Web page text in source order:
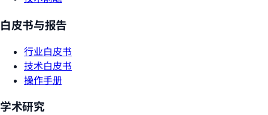
白皮书与报告
行业白皮书
技术白皮书
操作手册
学术研究